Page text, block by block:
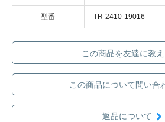
型番 TR-2410-19016
この商品を友達に教え
この商品について問い合
返品について